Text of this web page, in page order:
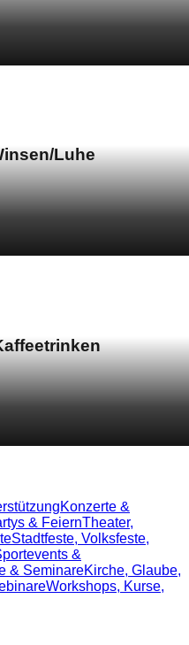
Luhe
Konzerte &
& FeiernTheater,
Stadtfeste, Volksfeste,
&
& SeminareKirche, Glaube,
Workshops, Kurse,